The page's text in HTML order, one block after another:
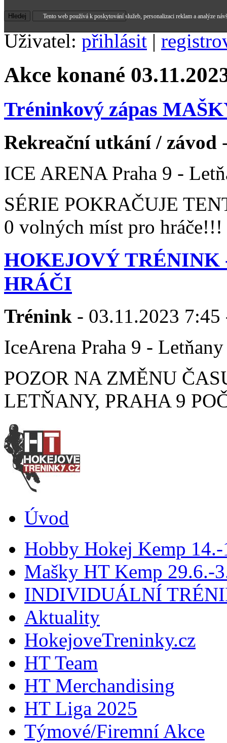
Uživatel: přihlásit |
Akce konané
Tréninkový zápas
Rekreační utkání / závod
ICE ARENA Praha 9 -
SÉRIE POKRAČUJE
0 volných míst pro
HOKEJOVÝ
HRÁČI
Trénink - 03.11.2023 7:45
IceArena Praha 9 - Letňany
POZOR NA ZMĚNU
LETŇANY, PRAHA 9
Úvod
Hobby Hokej Kemp
Mašky HT Kemp 29.6.-
INDIVIDUÁLNÍ
Aktuality
HokejoveTreninky.cz
HT Team
HT Merchandising
HT Liga 2025
Týmové/Firemní Akce
Tento web používá k poskytování služeb, personalizaci reklam a analýze